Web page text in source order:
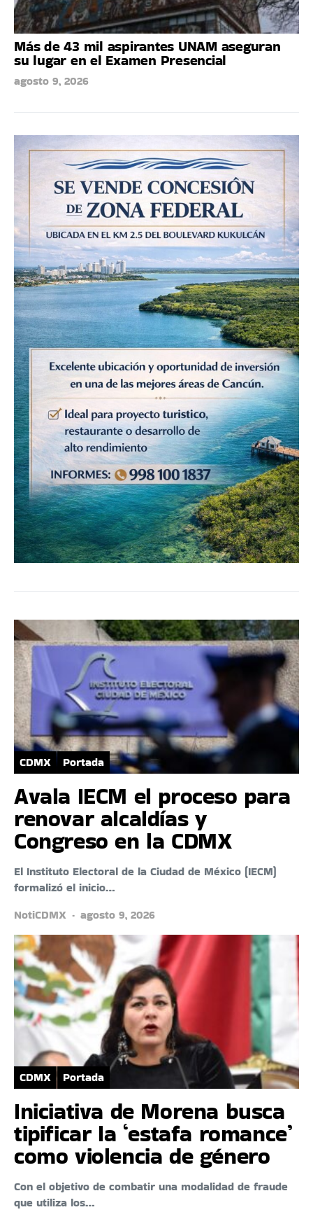
Más de 43 mil aspirantes UNAM aseguran
su lugar en el Examen Presencial
agosto 9, 2026
CDMX Portada
Avala IECM el proceso para
renovar alcaldías y
Congreso en la CDMX
El Instituto Electoral de la Ciudad de México (IECM)
formalizó el inicio…
NotiCDMX
agosto 9, 2026
CDMX Portada
Iniciativa de Morena busca
tipificar la ‘estafa romance’
como violencia de género
Con el objetivo de combatir una modalidad de fraude
que utiliza los…